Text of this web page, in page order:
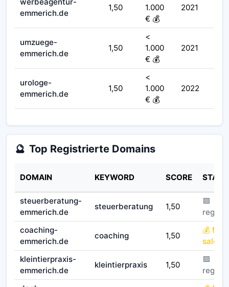
emmerich.de
1,50
1.000
€ 💰
2021
umzuege-
emmerich.de
1,50
<
1.000
€ 💰
2021
urologe-
emmerich.de
1,50
<
1.000
€ 💰
2022
🔮 Top Registrierte Domains
DOMAIN KEYWORD SCORE
steuerberatung-
emmerich.de
steuerberatung 1,50
🟪
coaching-
emmerich.de
coaching 1,50
💰 for
sale
kleintierpraxis-
emmerich.de
kleintierpraxis 1,50
🟪